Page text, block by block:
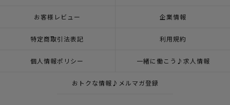
お客様レビュー 企業情報
特定商取引法表記 利用規約
個人情報ポリシー 一緒に働こう♪求人情報
おトクな情報♪メルマガ登録